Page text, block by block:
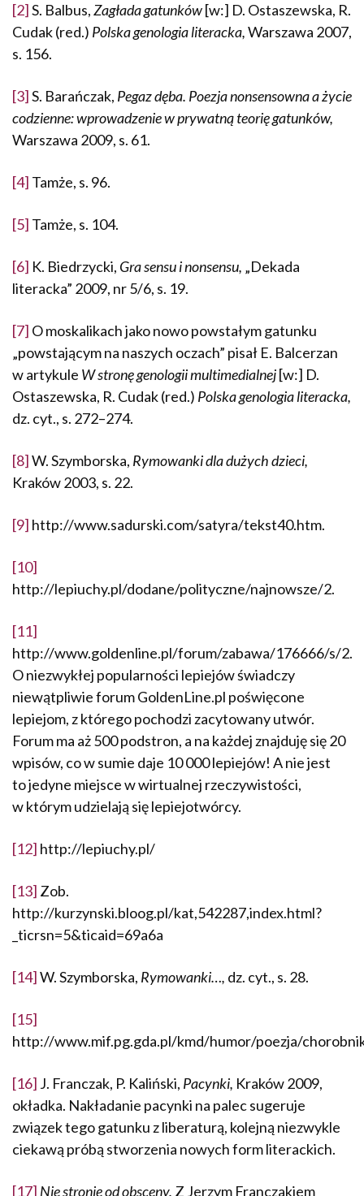
[2]S. Balbus,Zagłada gatunków[w:] D. Ostaszewska, R.
Cudak (red.) Polska genologia literacka,Warszawa 2007,
s. 156.
[3]S. Barańczak, Pegaz dęba. Poezja nonsensowna a życie
codzienne: wprowadzenie w prywatną teorię gatunków,
Warszawa 2009, s. 61.
[4] Tamże, s. 96.
[5] Tamże, s. 104.
[6] K. Biedrzycki, Gra sensu i nonsensu, „Dekada
literacka” 2009, nr 5/6, s. 19.
[7] O moskalikach jako nowo powstałym gatunku
„powstającym na naszych oczach” pisał E. Balcerzan
w artykule W stronę genologii multimedialnej[w:] D.
Ostaszewska, R. Cudak (red.) Polska genolo­gia literacka,
dz. cyt., s. 272–274.
[8]W. Szymborska, Rymowanki dla dużych dzieci,
Kraków 2003, s. 22.
[9] http://www.sadurski.com/satyra/tekst40.htm.
[10]
http://lepiuchy.pl/dodane/polityczne/najnowsze/2.
[11]
http://www.goldenline.pl/forum/zabawa/176666/s/2.
O nie­zwykłej popularności lepiejów świadczy
niewątpliwie forum GoldenLine.pl poświęcone
lepiejom, z którego pochodzi zacyto­wany utwór.
Forum ma aż 500 podstron, a na każdej znajduję się 20
wpisów, co w sumie daje 10 000 lepiejów! A nie jest
to jedyne miejsce w wirtualnej rzeczywistości,
w którym udzielają się lepie­jotwórcy.
[12] http://lepiuchy.pl/
[13] Zob.
http://kurzynski.bloog.pl/kat,542287,index.html?
_ticrsn=5&ticaid=69a6a
[14]W. Szymborska, Rymowanki…, dz. cyt., s. 28.
[15]
http://www.mif.pg.gda.pl/kmd/humor/poezja/
[16] J. Franczak, P. Kaliński, Pacynki, Kraków 2009,
okładka. Nakładanie pacynki na palec sugeruje
związek tego gatunku z liberaturą, kolejną niezwykle
ciekawą próbą stworzenia nowych form lite­rackich.
[17] Nie stronię od obsceny. Z Jerzym Franczakiem